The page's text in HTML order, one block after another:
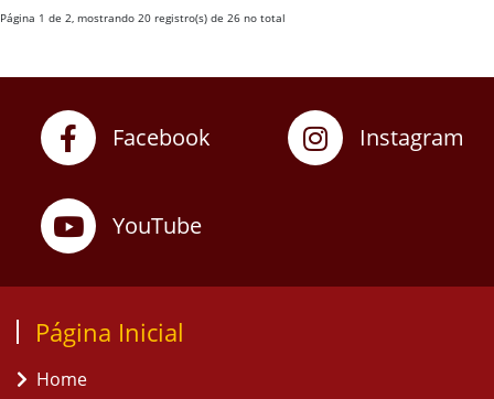
Página 1 de 2, mostrando 20 registro(s) de 26 no total
Facebook Instagram
YouTube
Página Inicial
Home